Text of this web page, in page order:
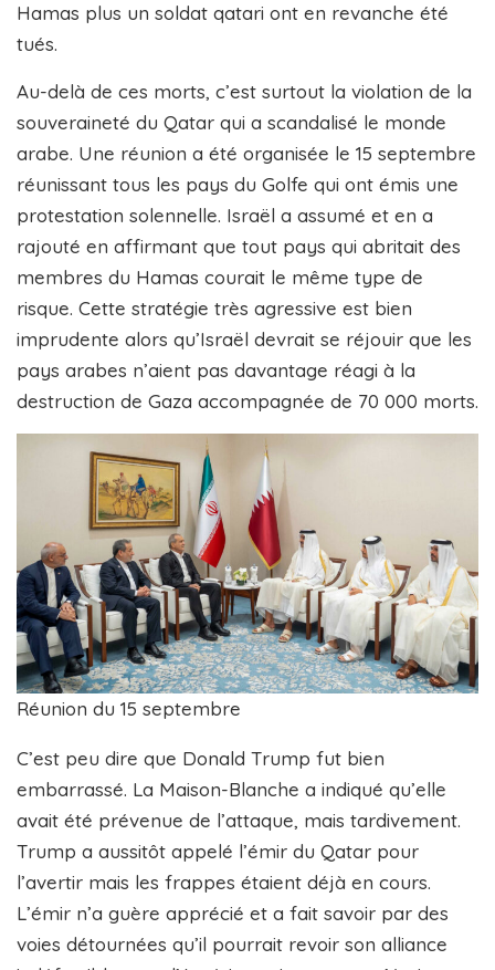
Hamas plus un soldat qatari ont en revanche été
tués.
Au-delà de ces morts, c’est surtout la violation de la
souveraineté du Qatar qui a scandalisé le monde
arabe. Une réunion a été organisée le 15 septembre
réunissant tous les pays du Golfe qui ont émis une
protestation solennelle. Israël a assumé et en a
rajouté en affirmant que tout pays qui abritait des
membres du Hamas courait le même type de
risque. Cette stratégie très agressive est bien
imprudente alors qu’Israël devrait se réjouir que les
pays arabes n’aient pas davantage réagi à la
destruction de Gaza accompagnée de 70 000 morts.
Réunion du 15 septembre
C’est peu dire que Donald Trump fut bien
embarrassé. La Maison-Blanche a indiqué qu’elle
avait été prévenue de l’attaque, mais tardivement.
Trump a aussitôt appelé l’émir du Qatar pour
l’avertir mais les frappes étaient déjà en cours.
L’émir n’a guère apprécié et a fait savoir par des
voies détournées qu’il pourrait revoir son alliance